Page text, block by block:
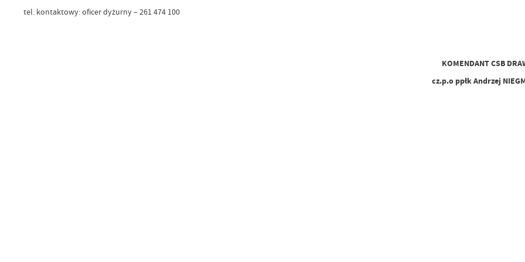
tel. kontaktowy: oficer dyżurny – 261 474 100
KOMENDANT CSB
cz.p.o ppłk Andrzej